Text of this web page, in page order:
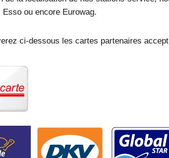
Esso ou encore Eurowag.
ci-dessous les cartes partenaires